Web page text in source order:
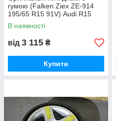
гумою (Falken Ziex ZE-914
195/65 R15 91V) Audi R15
5x112 ET 45
В наявності
від 3 115 ₴
Купити